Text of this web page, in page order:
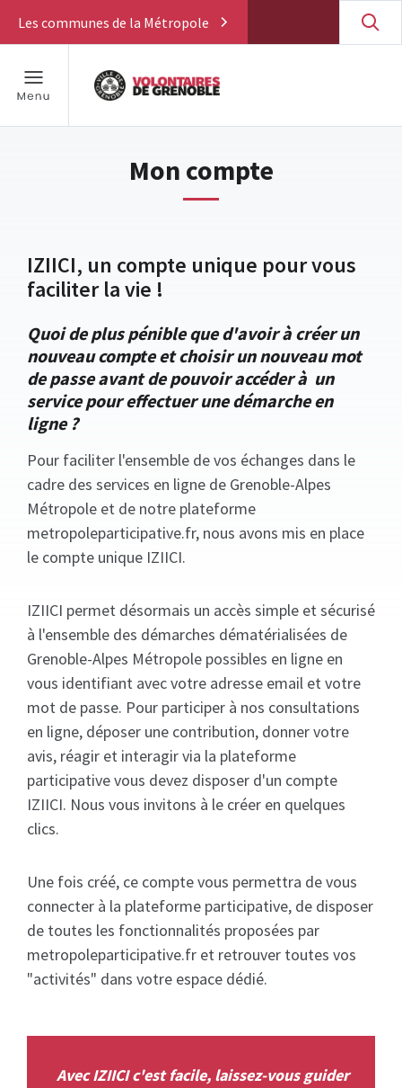
Les communes de la Métropole
Mon compte
IZIICI, un compte unique pour vous
faciliter la vie !
Quoi de plus pénible que d'avoir à créer un
nouveau compte et choisir un nouveau mot
de passe avant de pouvoir accéder à un
service pour effectuer une démarche en
ligne ?
Pour faciliter l'ensemble de vos échanges dans le
cadre des services en ligne de Grenoble-Alpes
Métropole et de notre plateforme
metropoleparticipative.fr, nous avons mis en place
le compte unique IZIICI.
IZIICI permet désormais un accès simple et sécurisé
à l'ensemble des démarches dématérialisées de
Grenoble-Alpes Métropole possibles en ligne en
vous identifiant avec votre adresse email et votre
mot de passe. Pour participer à nos consultations
en ligne, déposer une contribution, donner votre
avis, réagir et interagir via la plateforme
participative vous devez disposer d'un compte
IZIICI. Nous vous invitons à le créer en quelques
clics.
Une fois créé, ce compte vous permettra de vous
connecter à la plateforme participative, de disposer
de toutes les fonctionnalités proposées par
metropoleparticipative.fr et retrouver toutes vos
"activités" dans votre espace dédié.
Avec IZIICI c'est facile, laissez-vous guider